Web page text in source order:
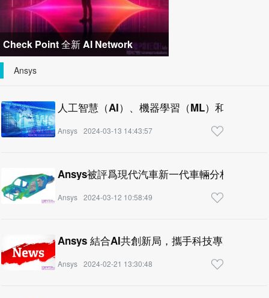
Check Point 全新 AI Network
Firewall 顛覆防火牆傳統模式，消弭網
Ansys
人工智慧（AI）、機器學習（ML）和模擬如
Ansys 2024-03-13 14:43:57
Ansys被評爲現代汽車新一代車輛分析的首選
Ansys 2024-03-12 10:58:49
Ansys 結合AI共創新局，攜手科技專家分享產
Ansys 2024-02-21 13:30:48